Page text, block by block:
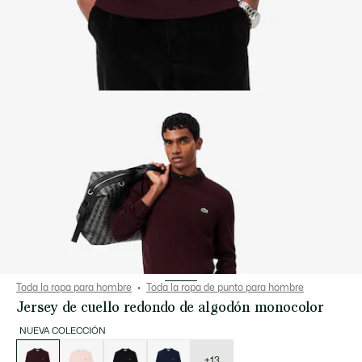
Toda la ropa para hombre Toda la ropa de punto para hombre
Jersey de cuello redondo de algodón monocolor
NUEVA COLECCIÓN
variaciones